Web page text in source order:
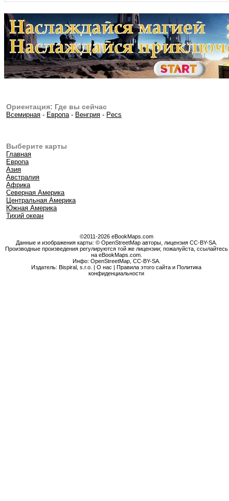
Ориентация: Где вы сейчас
Всемирная - Европа- Венгрия - Pecs
Выберите карты
Главная
Европа
Азия
Австралия
Африка
Северная Америка
Центральная Америка
Южная Америка
Тихий океан
©2011-2026 eBookMaps.com
Данные и изображения карты: © OpenStreetMap авторы, лицензия CC-BY-SA.
Производные произведения регулируются той же лицензии; пожалуйста, ссылайтесь
на eBookMaps.com.
Инфо: OpenStreetMap, CC-BY-SA.
Издатель: Bispiral, s.r.o. |О нас |Правила этого сайта и Политика
конфиденциальности